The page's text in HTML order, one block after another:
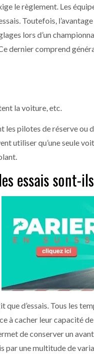
le règlement. Les
Toutefois,
lors d’un
dernier comprend
la voiture, etc.
les pilotes de réserve ou
utiliser qu’une seule
essais sont-
que d’essais. Tous les
à cacher leur capacité
de conserver un
par une multitude de